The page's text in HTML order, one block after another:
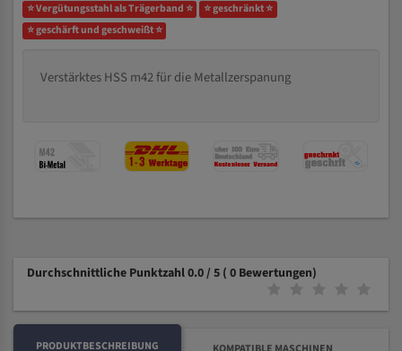
⭐ Vergütungsstahl als Trägerband ⭐
⭐ geschränkt ⭐
⭐ geschärft und geschweißt ⭐
Verstärktes HSS m42 für die Metallzerspanung
Durchschnittliche Punktzahl 0.0 / 5 ( 0 Bewertungen)
PRODUKTBESCHREIBUNG